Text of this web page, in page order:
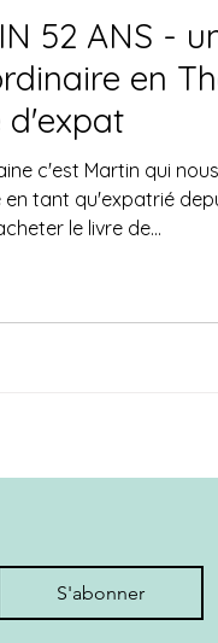
52 ANS -
en
d'expat
c'est Martin qui
en tant qu'expatrié
le livre de...
S'abonner